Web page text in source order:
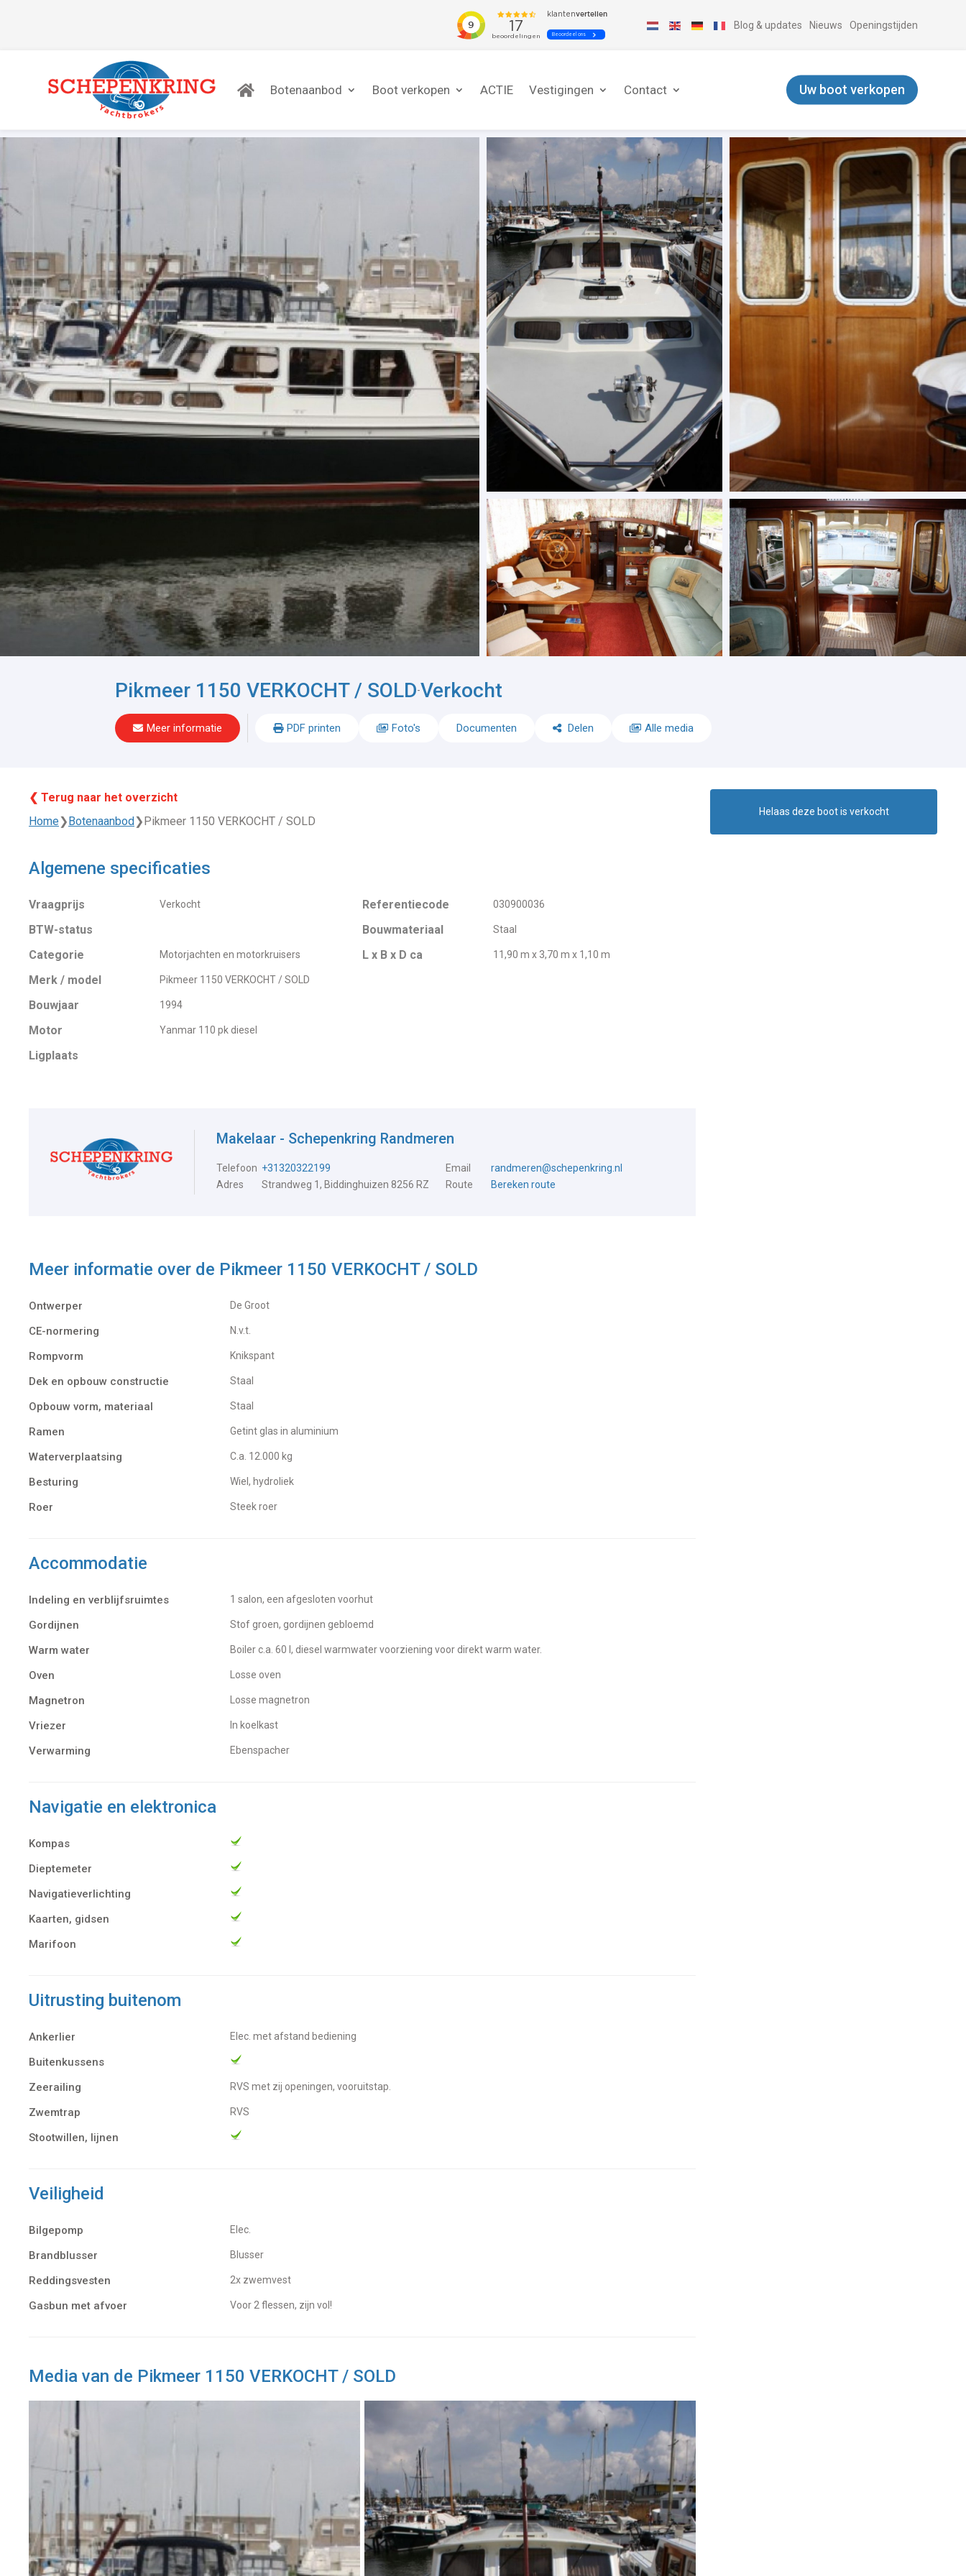
Blog & updates Nieuws Openingstijden
Botenaanbod Boot verkopen ACTIE Vestigingen Contact Uw boot verkopen
Pikmeer 1150 VERKOCHT / SOLD-Verkocht
Meer informatie PDF printen Foto's Documenten Delen Alle media
❮ Terug naar het overzicht
Home❯Botenaanbod❯Pikmeer 1150 VERKOCHT / SOLD
Algemene specificaties
Vraagprijs Verkocht
BTW-status
Categorie
Motorjachten en motorkruisers
Merk / model Pikmeer 1150 VERKOCHT / SOLD
Bouwjaar 1994
Motor Yanmar 110 pk diesel
Ligplaats
Referentiecode 030900036
Bouwmateriaal Staal
L x B x D ca 11,90 m x 3,70 m x 1,10 m
Makelaar - Schepenkring Randmeren
Telefoon +31320322199 Email
randmeren@schepenkring.nl
Adres
Strandweg 1, Biddinghuizen 8256 RZ Route Bereken route
Meer informatie over de Pikmeer 1150 VERKOCHT / SOLD
Ontwerper De Groot
CE-normering N.v.t.
Rompvorm Knikspant
Dek en opbouw constructie Staal
Opbouw vorm, materiaal Staal
Ramen Getint glas in aluminium
Waterverplaatsing C.a. 12.000 kg
Besturing Wiel, hydroliek
Roer Steek roer
Accommodatie
Indeling en verblijfsruimtes 1 salon, een afgesloten voorhut
Gordijnen Stof groen, gordijnen gebloemd
Warm water Boiler c.a. 60 l, diesel warmwater voorziening voor direkt warm water.
Oven Losse oven
Magnetron Losse magnetron
Vriezer In koelkast
Verwarming Ebenspacher
Navigatie en elektronica
Kompas
Dieptemeter
Navigatieverlichting
Kaarten, gidsen
Marifoon
Uitrusting buitenom
Ankerlier Elec. met afstand bediening
Buitenkussens
Zeerailing
RVS met zij openingen, vooruitstap.
Zwemtrap RVS
Stootwillen, lijnen
Veiligheid
Bilgepomp Elec.
Brandblusser Blusser
Reddingsvesten 2x zwemvest
Gasbun met afvoer Voor 2 flessen, zijn vol!
Media van de Pikmeer 1150 VERKOCHT / SOLD
Helaas deze boot is verkocht